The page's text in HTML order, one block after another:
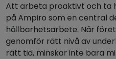
Att arbeta proaktivt och ta
på Ampiro som en central
hållbarhetsarbete. När
genomför rätt nivå av
rätt tid, minskar inte bara